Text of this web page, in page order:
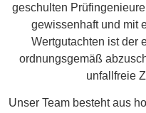
geschulten
gewissenhaft und mit
Wertgutachten ist der
ordnungsgemäß
unfallfreie
Unser Team besteht aus